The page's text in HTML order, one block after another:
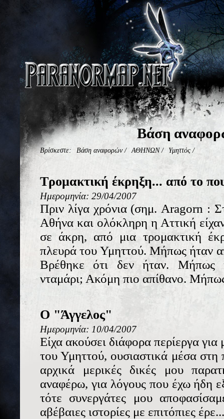
Βάση
Βρίσκεστε: Βάση αναφορών/ ΑΘΗΝΩΝ/ Υμηττός /
Τρομακτική έκρηξη... από το
Ημερομηνία: 29/04/2007
Πριν λίγα χρόνια (σημ. Aragorn :
Αθήνα και ολόκληρη η Αττική
σε άκρη, από μια τρομακτική
πλευρά του Υμηττού. Μήπως ήταν
Βρέθηκε ότι δεν ήταν. Μήπως
νταμάρι; Ακόμη πιο απίθανο.
Ο "Άγγελος"
Ημερομηνία: 10/04/2007
Είχα ακούσει διάφορα περίεργα
του Υμηττού, ουσιαστικά μέσα
αρχικά μερικές δικές μου
αναφέρω, για λόγους που έχω ήδη
τότε συνεργάτες μου
αβέβαιες ιστορίες με επιτόπιες έρε...